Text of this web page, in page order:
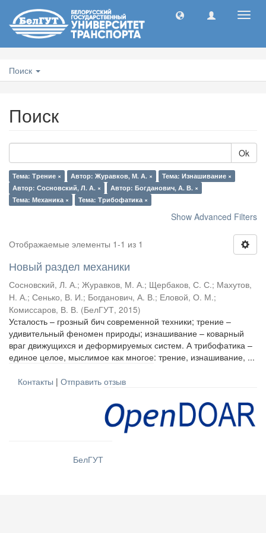
Поиск
Поиск
Ok
Тема: Трение × Автор: Журавков, М. А. ×
Тема: Изнашивание ×
Автор: Сосновский, Л. А. ×
Автор: Богданович, А. В. ×
Тема: Механика ×
Тема: Трибофатика ×
Show Advanced Filters
Отображаемые элементы 1-1 из 1
Новый раздел механики
Сосновский, Л. А.; Журавков, М. А.; Щербаков, С. С.; Махутов,
Н. А.; Сенько, В. И.; Богданович, А. В.; Еловой, О. М.;
Комиссаров, В. В. (БелГУТ, 2015)
Усталость – грозный бич современной техники; трение –
удивительный феномен природы; изнашивание – коварный
враг движущихся и деформируемых систем. А трибофатика –
единое целое, мыслимое как многое: трение, изнашивание, ...
Контакты | Отправить отзыв
БелГУТ